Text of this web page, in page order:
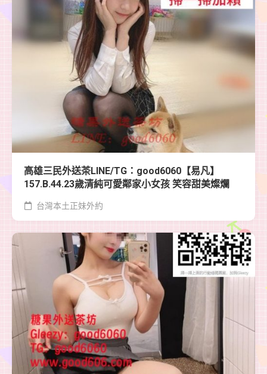
高雄三民外送茶LINE/TG：good6060【易凡】
157.B.44.23歲清純可愛鄰家小女孩 笑容甜美燦爛
台灣本土正妹外約